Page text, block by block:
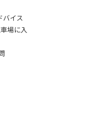
バイス
場に入